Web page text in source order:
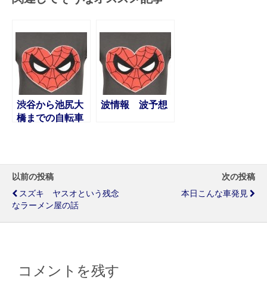
渋谷から池尻大
橋までの自転車
波情報 波予想
以前の投稿
スズキ ヤスオという残念
なラーメン屋の話
次の投稿
本日こんな車発見
コメントを残す